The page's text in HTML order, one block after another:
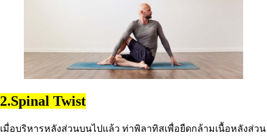
2.Spinal Twist
เมื่อบริหารหลังส่วนบนไปแล้ว ท่าพิลาทิสเพื่อยืดกล้ามเนื้อหลังส่วน